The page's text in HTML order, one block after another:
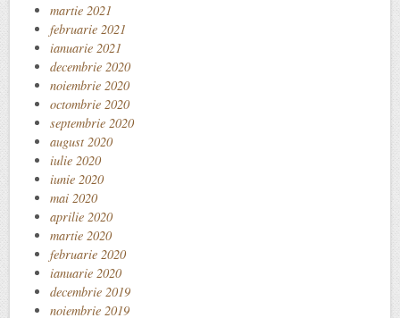
martie 2021
februarie 2021
ianuarie 2021
decembrie 2020
noiembrie 2020
octombrie 2020
septembrie 2020
august 2020
iulie 2020
iunie 2020
mai 2020
aprilie 2020
martie 2020
februarie 2020
ianuarie 2020
decembrie 2019
noiembrie 2019